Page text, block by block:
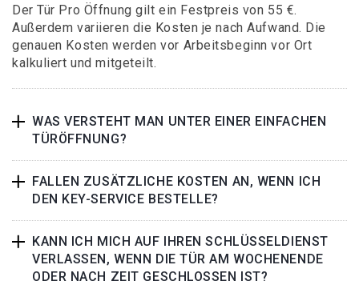
Der Tür Pro Öffnung gilt ein Festpreis von 55 €.
Außerdem variieren die Kosten je nach Aufwand. Die
genauen Kosten werden vor Arbeitsbeginn vor Ort
kalkuliert und mitgeteilt.
WAS VERSTEHT MAN UNTER EINER EINFACHEN
TÜRÖFFNUNG?
FALLEN ZUSÄTZLICHE KOSTEN AN, WENN ICH
DEN KEY-SERVICE BESTELLE?
KANN ICH MICH AUF IHREN SCHLÜSSELDIENST
VERLASSEN, WENN DIE TÜR AM WOCHENENDE
ODER NACH ZEIT GESCHLOSSEN IST?